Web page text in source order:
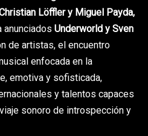
Löffler y Miguel Payda,
Underworld y Sven
de artistas, el encuentro
enfocada en la
emotiva y sofisticada,
y talentos capaces
sonoro de introspección y